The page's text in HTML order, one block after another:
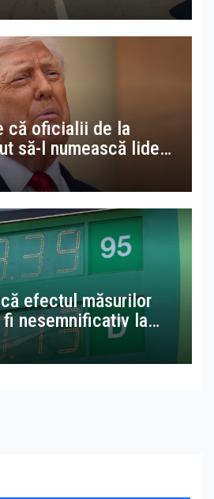
că oficialii de la
să-l numească lider
în locul lui
efectul măsurilor
fi nesemnificativ la
mai scumpă